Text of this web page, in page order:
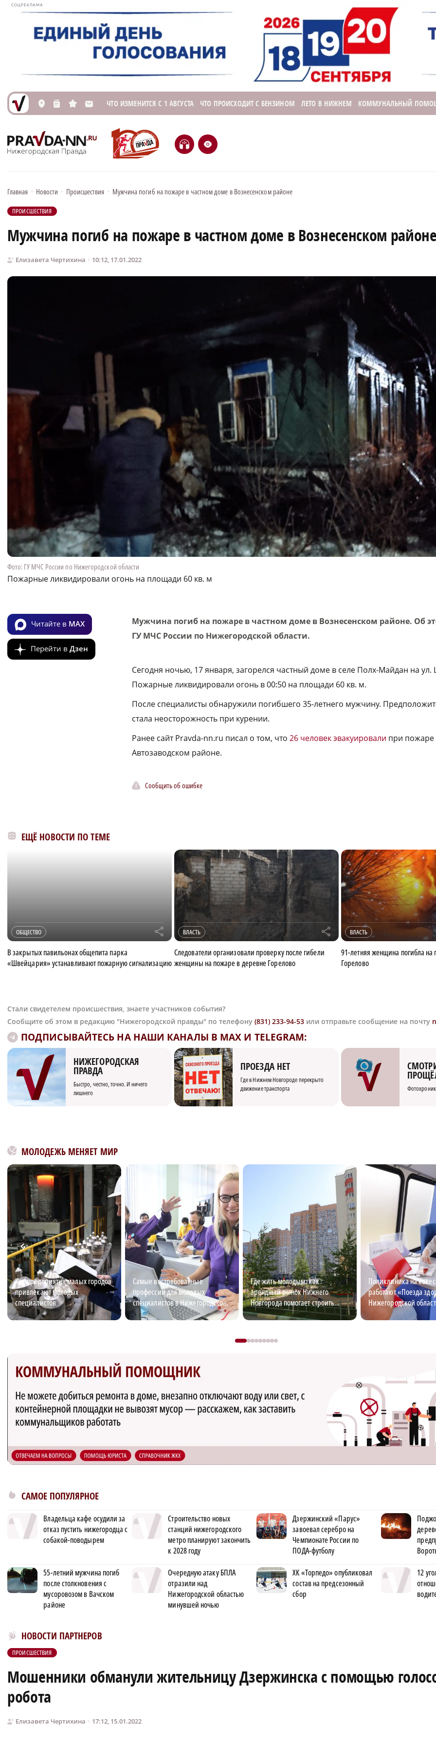
СОЦРЕКЛАМА
L n s M ЧТО ИЗМЕНИТСЯ С 1 АВГУСТА ЧТО ПРОИСХОДИТ С БЕНЗИНОМ ЛЕТО В НИЖНЕМ КОММУНАЛЬНЫЙ
H e
Главная • Новости • Происшествия • Мужчина погиб на пожаре в частном доме в Вознесенском районе
ПРОИСШЕСТВИЯ
Мужчина погиб на пожаре в частном доме в Вознесенском районе
Елизавета Чертихина 10:12, 17.01.2022
Фото: ГУ МЧС России по Нижегородской области
Пожарные ликвидировали огонь на площади 60 кв. м
Читайте в MAX
Перейти в Дзен
Мужчина погиб на пожаре в частном доме в Вознесенском районе. Об
ГУ МЧС России по Нижегородской области.
Сегодня ночью, 17 января, загорелся частный доме в селе Полх-Майдан на ул.
Пожарные ликвидировали огонь в 00:50 на площади 60 кв. м.
После специалисты обнаружили погибшего 35-летнего мужчину.
стала неосторожность при курении.
Ранее сайт Pravda-nn.ru писал о том, что 26 человек эвакуировали при
Автозаводском районе.
Сообщить об ошибке
ЕЩЁ НОВОСТИ ПО ТЕМЕ
ОБЩЕСТВО r
В закрытых павильонах общепита парка
«Швейцария» устанавливают пожарную сигнализацию
ВЛАСТЬ r
Следователи организовали проверку после гибели
женщины на пожаре в деревне Горелово
ВЛАСТЬ
91-летняя женщина погибла на
Горелово
Стали свидетелем происшествия, знаете участников события?
Сообщите об этом в редакцию "Нижегородской правды" по телефону (831) 233-94-53 или отправьте сообщение на почту
ПОДПИСЫВАЙТЕСЬ НА НАШИ КАНАЛЫ В MAX И TELEGRAM:
НИЖЕГОРОДСКАЯ
ПРАВДА
Быстро, честно, точно. И ничего
лишнего
ПРОЕЗДА НЕТ
Где в Нижнем Новгороде перекрыто
движение транспорта
МОЛОДЕЖЬ МЕНЯЕТ МИР
Как предприятия малых городов
привлекают молодых
специалистов
Самые востребованные
профессии для молодых
специалистов в Нижегородской
области
Где жить молодым: как
арендный рынок Нижнего
Новгорода помогает строить
карьеру
Поликлиника на
работают «Поезда
Нижегородской
САМОЕ ПОПУЛЯРНОЕ
Владельца кафе осудили за
отказ пустить нижегородца с
собакой-поводырем
Строительство новых
станций нижегородского
метро планируют закончить
к 2028 году
Дзержинский «Парус»
завоевал серебро на
Чемпионате России по
ПОДА-футболу
55-летний мужчина погиб
после столкновения с
мусоровозом в Вачском
районе
Очередную атаку БПЛА
отразили над
Нижегородской областью
минувшей ночью
ХК «Торпедо» опубликовал
состав на предсезонный
сбор
12
НОВОСТИ ПАРТНЕРОВ
Новости МирТесен
ПРОИСШЕСТВИЯ
Мошенники обманули жительницу Дзержинска с помощью
робота
Елизавета Чертихина 17:12, 15.01.2022